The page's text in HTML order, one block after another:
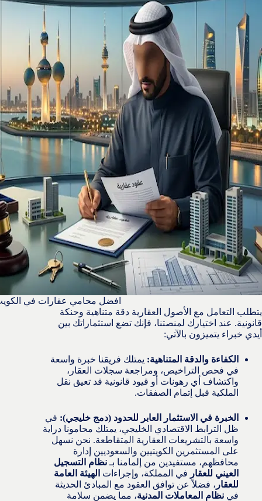
افضل محامي عقارات في
يتطلب التعامل مع الأصول العقارية دقة متناهية وحنكة
قانونية. عند اختيارك لمنصتنا، فإنك تضع استثماراتك بين
أيدي خبراء يتميزون بالآتي:
الكفاءة والدقة المتناهية: يمتلك فريقنا خبرة واسعة
في فحص التراخيص، ومراجعة سجلات العقار،
واكتشاف أي رهونات أو قيود قانونية قد تعيق نقل
الملكية قبل إتمام الصفقات.
الخبرة في الاستثمار العابر للحدود (دمج خليجي): في
ظل الترابط الاقتصادي الخليجي، يمتلك محامونا دراية
واسعة بالتشريعات العقارية المتقاطعة. نحن نسهل
على المستثمرين الكويتيين والسعوديين إدارة
محافظهم، مستفيدين من إلمامنا بـ نظام التسجيل
العيني للعقار في المملكة، وإجراءات الهيئة العامة
للعقار ، فضلاً عن توافق العقود مع المبادئ الحديثة
في نظام المعاملات المدنية، مما يضمن سلامة